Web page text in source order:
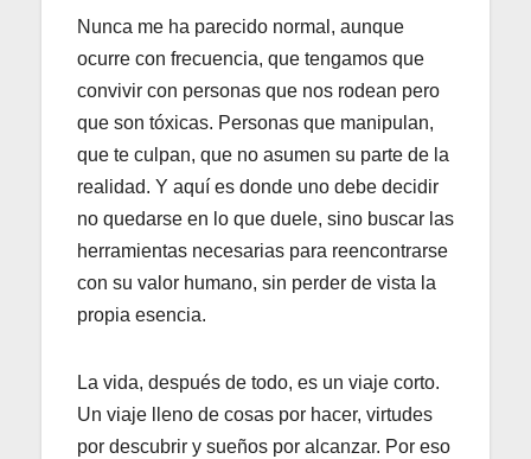
Nunca me ha parecido normal, aunque
ocurre con frecuencia, que tengamos que
convivir con personas que nos rodean pero
que son tóxicas. Personas que manipulan,
que te culpan, que no asumen su parte de la
realidad. Y aquí es donde uno debe decidir
no quedarse en lo que duele, sino buscar las
herramientas necesarias para reencontrarse
con su valor humano, sin perder de vista la
propia esencia.
La vida, después de todo, es un viaje corto.
Un viaje lleno de cosas por hacer, virtudes
por descubrir y sueños por alcanzar. Por eso